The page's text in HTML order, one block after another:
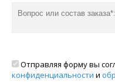
Отправляя форму вы
конфиденциальности и